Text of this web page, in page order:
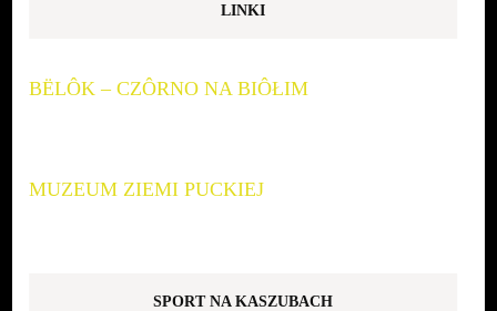
LINKI
BËLÔK – CZÔRNO NA BIÔŁIM
MUZEUM ZIEMI PUCKIEJ
SPORT NA KASZUBACH